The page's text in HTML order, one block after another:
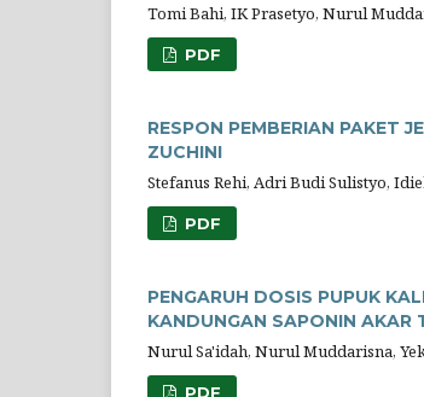
Tomi Bahi, IK Prasetyo, Nurul
PDF
RESPON PEMBERIAN PAKET
ZUCHINI
Stefanus Rehi, Adri Budi Sulistyo,
PDF
PENGARUH DOSIS PUPUK
KANDUNGAN SAPONIN
Nurul Sa'idah, Nurul Muddarisna,
PDF